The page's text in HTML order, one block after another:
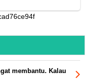
membantu. Kalau